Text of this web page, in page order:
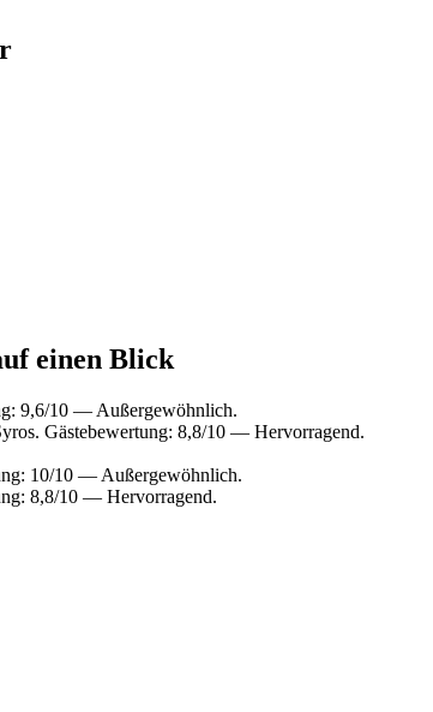
einen Blick
9,6/10 — Außergewöhnlich.
Gästebewertung: 8,8/10 — Hervorragend.
10/10 — Außergewöhnlich.
8,8/10 — Hervorragend.